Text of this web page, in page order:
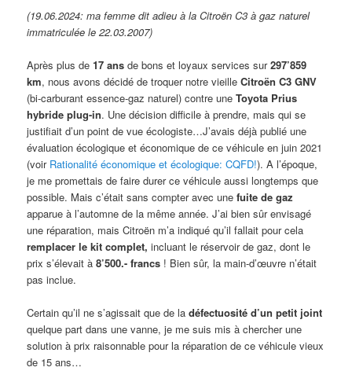
(19.06.2024: ma femme dit adieu à la Citroën C3 à gaz naturel
immatriculée le 22.03.2007)
Après plus de17 ans de bons et loyaux services sur297’859
km, nous avons décidé de troquer notre vieilleCitroën C3 GNV
(bi-carburant essence-gaz naturel) contre uneToyota Prius
hybride plug-in. Une décision difficile à prendre, mais qui se
justifiait d’un point de vue écologiste…J’avais déjà publié une
évaluation écologique et économique de ce véhicule en juin 2021
(voir Rationalité économique et écologique: CQFD!). A l’époque,
je me promettais de faire durer ce véhicule aussi longtemps que
possible. Mais c’était sans compter avec unefuite de gaz
apparue à l’automne de la même année. J’ai bien sûr envisagé
une réparation, mais Citroën m’a indiqué qu’il fallait pour cela
remplacer le kit complet, incluant le réservoir de gaz, dont le
prix s’élevait à8’500.- francs ! Bien sûr, la main-d’œuvre n’était
pas inclue.
Certain qu’il ne s’agissait que de la défectuosité d’un petit joint
quelque part dans une vanne, je me suis mis à chercher une
solution à prix raisonnable pour la réparation de ce véhicule vieux
de 15 ans…